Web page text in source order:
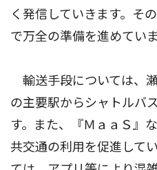
く発信していきます。そ
で万全の準備を進めていま
輸送手段については、
の主要駅からシャトルバ
す。また、『ＭａａＳ』
共交通の利用を促進して